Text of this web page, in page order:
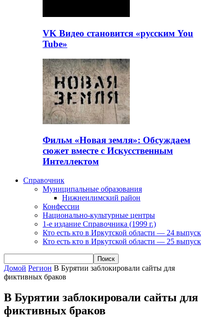
VK Видео становится «русским You
Tube»
Фильм «Новая земля»: Обсуждаем
сюжет вместе с Искусственным
Интеллектом
Справочник
Муниципальные образования
Нижнеилимский район
Конфессии
Национально-культурные центры
1-е издание Справочника (1999 г.)
Кто есть кто в Иркутской области — 24 выпуск
Кто есть кто в Иркутской области — 25 выпуск
Домой Регион В Бурятии заблокировали сайты для
фиктивных браков
В Бурятии заблокировали сайты для
фиктивных браков